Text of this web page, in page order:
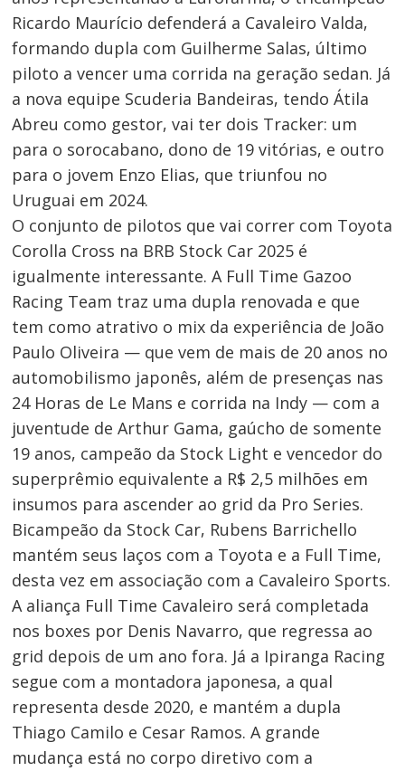
Ricardo Maurício defenderá a Cavaleiro Valda,
formando dupla com Guilherme Salas, último
piloto a vencer uma corrida na geração sedan. Já
a nova equipe Scuderia Bandeiras, tendo Átila
Abreu como gestor, vai ter dois Tracker: um
para o sorocabano, dono de 19 vitórias, e outro
para o jovem Enzo Elias, que triunfou no
Uruguai em 2024.
O conjunto de pilotos que vai correr com Toyota
Corolla Cross na BRB Stock Car 2025 é
igualmente interessante. A Full Time Gazoo
Racing Team traz uma dupla renovada e que
tem como atrativo o mix da experiência de João
Paulo Oliveira — que vem de mais de 20 anos no
automobilismo japonês, além de presenças nas
24 Horas de Le Mans e corrida na Indy — com a
juventude de Arthur Gama, gaúcho de somente
19 anos, campeão da Stock Light e vencedor do
superprêmio equivalente a R$ 2,5 milhões em
insumos para ascender ao grid da Pro Series.
Bicampeão da Stock Car, Rubens Barrichello
mantém seus laços com a Toyota e a Full Time,
desta vez em associação com a Cavaleiro Sports.
A aliança Full Time Cavaleiro será completada
nos boxes por Denis Navarro, que regressa ao
grid depois de um ano fora. Já a Ipiranga Racing
segue com a montadora japonesa, a qual
representa desde 2020, e mantém a dupla
Thiago Camilo e Cesar Ramos. A grande
mudança está no corpo diretivo com a